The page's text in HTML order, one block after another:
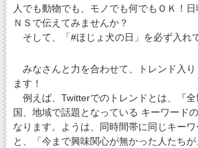
人でも動物でも、モノでも何でもＯＫ！
ＮＳで伝えてみませんか？
そして、「#ほじょ犬の日」を必ず入れ
みなさんと力を合わせて、トレンド入
ます！
例えば、Twitterでのトレンドとは、『
国、地域で話題となっている キーワード
なります。ようは、同時間帯に同じキー
と、「今まで興味関心が無かった人たち